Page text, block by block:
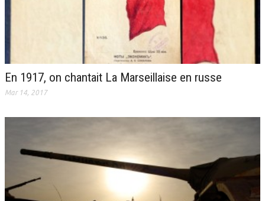
En 1917, on chantait La Marseillaise en russe
Mar 14, 2017